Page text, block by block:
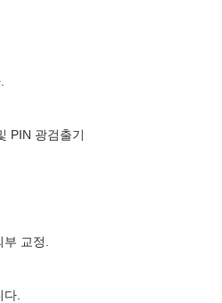
PIN 광검출기
교정.
.